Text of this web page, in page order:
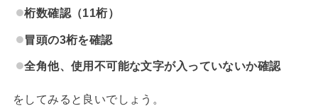
桁数確認（11桁）
冒頭の3桁を確認
全角他、使用不可能な文字が入っていないか確認
をしてみると良いでしょう。